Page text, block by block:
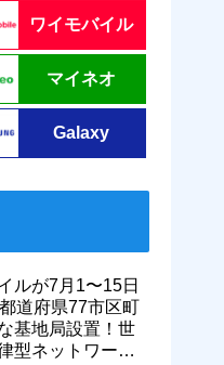
ワイモバイル
マイネオ
Galaxy
ルが7月1〜15日
道府県77市区町
基地局設置！世
型ネットワーク